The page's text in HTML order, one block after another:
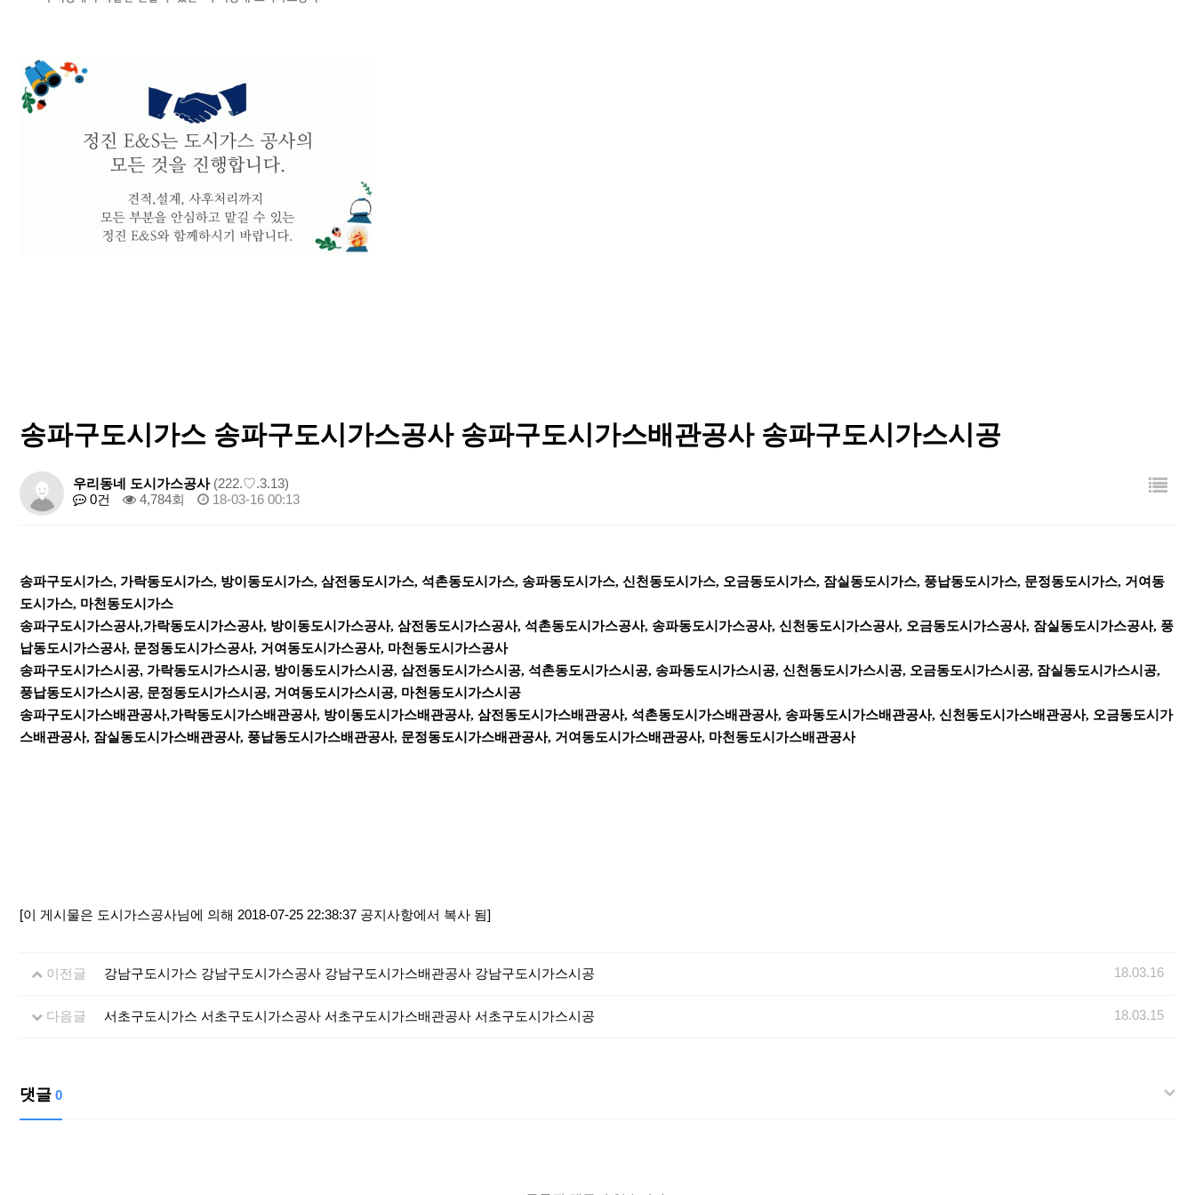
송파구도시가스 송파구도시가스공사 송파구도시가스배관공사 송파구도시가스시공
우리동네 도시가스공사(222.♡.3.13)
0건
4,784회 18-03-16 00:13
송파구도시가스, 가락동도시가스, 방이동도시가스, 삼전동도시가스, 석촌동도시가스, 송파동도시가스, 신천동도시가스, 오금동도시가스, 잠실동도시가스, 풍납동도시가스, 문정동도시가스, 거여동
도시가스, 마천동도시가스
송파구도시가스공사,가락동도시가스공사, 방이동도시가스공사, 삼전동도시가스공사, 석촌동도시가스공사, 송파동도시가스공사, 신천동도시가스공사, 오금동도시가스공사, 잠실동도시가스공사, 풍
납동도시가스공사, 문정동도시가스공사, 거여동도시가스공사, 마천동도시가스공사
송파구도시가스시공, 가락동도시가스시공, 방이동도시가스시공, 삼전동도시가스시공, 석촌동도시가스시공, 송파동도시가스시공, 신천동도시가스시공, 오금동도시가스시공, 잠실동도시가스시공,
풍납동도시가스시공, 문정동도시가스시공, 거여동도시가스시공, 마천동도시가스시공
송파구도시가스배관공사,가락동도시가스배관공사, 방이동도시가스배관공사, 삼전동도시가스배관공사, 석촌동도시가스배관공사, 송파동도시가스배관공사, 신천동도시가스배관공사, 오금동도시가
스배관공사, 잠실동도시가스배관공사, 풍납동도시가스배관공사, 문정동도시가스배관공사, 거여동도시가스배관공사, 마천동도시가스배관공사
[이 게시물은 도시가스공사님에 의해 2018-07-25 22:38:37 공지사항에서 복사 됨]
이전글 강남구도시가스 강남구도시가스공사 강남구도시가스배관공사 강남구도시가스시공 18.03.16
다음글 서초구도시가스 서초구도시가스공사 서초구도시가스배관공사 서초구도시가스시공 18.03.15
댓글 0